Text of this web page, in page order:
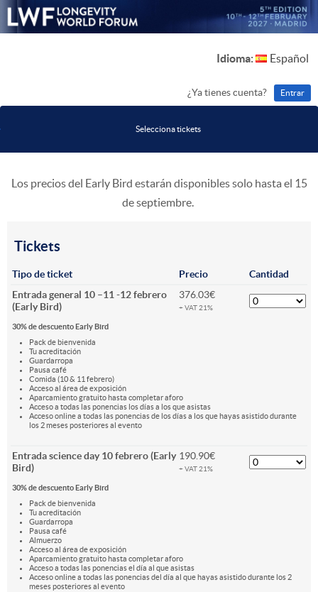
Idioma: Español
¿Ya tienes cuenta? Entrar
Selecciona tickets
Los precios del Early Bird estarán disponibles solo hasta el 15
de septiembre.
Tickets
Tipo de ticket Precio
Cantidad
Entrada general 10 –11 -12 febrero
(Early Bird)
376.03€
+ VAT 21%
30% de descuento Early Bird
Pack de bienvenida
Tu acreditación
Guardarropa
Pausa café
Comida (10 & 11 febrero)
Acceso al área de exposición
Aparcamiento gratuito hasta completar aforo
Acceso a todas las ponencias los días a los que asistas
Acceso online a todas las ponencias de los días a los que hayas asistido durante
los 2 meses posteriores al evento
Entrada science day 10 febrero (Early
Bird)
190.90€
+ VAT 21%
30% de descuento Early Bird
Pack de bienvenida
Tu acreditación
Guardarropa
Pausa café
Almuerzo
Acceso al área de exposición
Aparcamiento gratuito hasta completar aforo
Acceso a todas las ponencias el día al que asistas
Acceso online a todas las ponencias del día al que hayas asistido durante los 2
meses posteriores al evento